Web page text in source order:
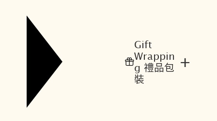
Gift
Wrappin
g 禮品包
裝
+